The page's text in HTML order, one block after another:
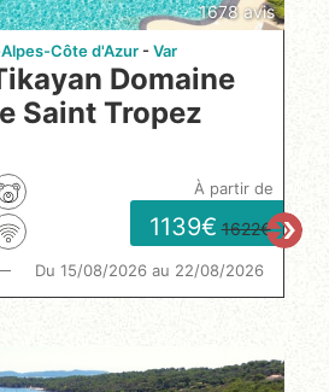
1678 avis
Côte d'Azur Var
Saint Tropez
à partir de
1139 1622
Du 15/08/2026 au 22/08/2026